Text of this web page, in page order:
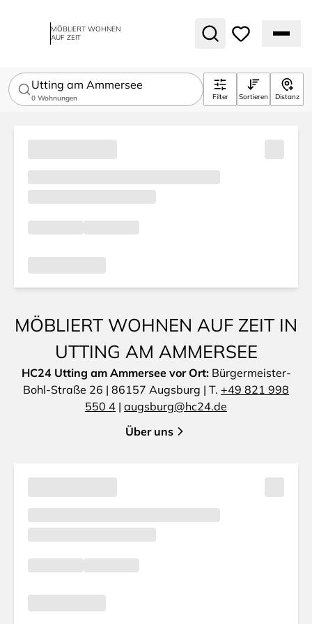
MÖBLIERT WOHNEN
AUF ZEIT
Utting am Ammersee
0 Wohnungen Filter Sortieren Distanz
MÖBLIERT WOHNEN AUF ZEIT IN
UTTING AM AMMERSEE
HC24 Utting am Ammersee vor Ort: Bürgermeister-
Bohl-Straße 26 | 86157 Augsburg | T. +49 821 998
550 4 | augsburg@hc24.de
Über uns